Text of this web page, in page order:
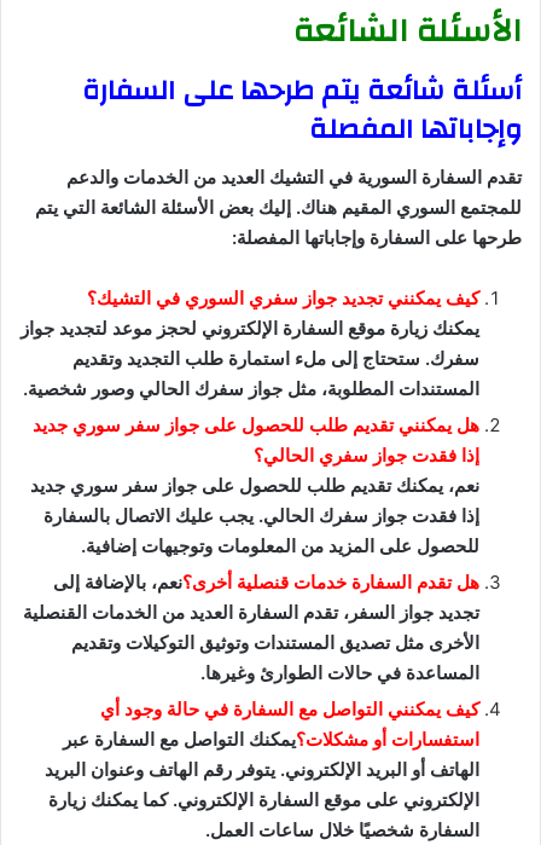
الأسئلة الشائعة
أسئلة شائعة يتم طرحها على السفارة
وإجاباتها المفصلة
تقدم السفارة السورية في التشيك العديد من الخدمات والدعم
للمجتمع السوري المقيم هناك. إليك بعض الأسئلة الشائعة التي يتم
طرحها على السفارة وإجاباتها المفصلة:
كيف يمكنني تجديد جواز سفري السوري في التشيك؟
يمكنك زيارة موقع السفارة الإلكتروني لحجز موعد لتجديد جواز
سفرك. ستحتاج إلى ملء استمارة طلب التجديد وتقديم
المستندات المطلوبة، مثل جواز سفرك الحالي وصور شخصية.
هل يمكنني تقديم طلب للحصول على جواز سفر سوري جديد
إذا فقدت جواز سفري الحالي؟
نعم، يمكنك تقديم طلب للحصول على جواز سفر سوري جديد
إذا فقدت جواز سفرك الحالي. يجب عليك الاتصال بالسفارة
للحصول على المزيد من المعلومات وتوجيهات إضافية.
هل تقدم السفارة خدمات قنصلية أخرى؟نعم، بالإضافة إلى
تجديد جواز السفر، تقدم السفارة العديد من الخدمات القنصلية
الأخرى مثل تصديق المستندات وتوثيق التوكيلات وتقديم
المساعدة في حالات الطوارئ وغيرها.
كيف يمكنني التواصل مع السفارة في حالة وجود أي
استفسارات أو مشكلات؟يمكنك التواصل مع السفارة عبر
الهاتف أو البريد الإلكتروني. يتوفر رقم الهاتف وعنوان البريد
الإلكتروني على موقع السفارة الإلكتروني. كما يمكنك زيارة
السفارة شخصيًا خلال ساعات العمل.